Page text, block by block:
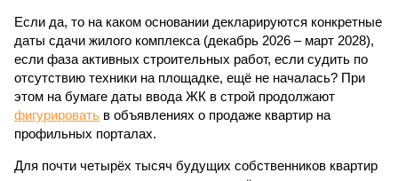
Если да, то на каком основании декларируются конкретные
даты сдачи жилого комплекса (декабрь 2026 – март 2028),
если фаза активных строительных работ, если судить по
отсутствию техники на площадке, ещё не началась? При
этом на бумаге даты ввода ЖК в строй продолжают
фигурировать в объявлениях о продаже квартир на
профильных порталах.
Для почти четырёх тысяч будущих собственников квартир